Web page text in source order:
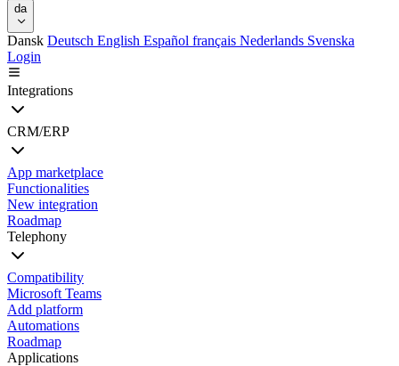
da
Dansk Deutsch English Español français Nederlands Svenska
Login
Integrations
CRM/ERP
App marketplace
Functionalities
New integration
Roadmap
Telephony
Compatibility
Microsoft Teams
Add platform
Automations
Roadmap
Applications